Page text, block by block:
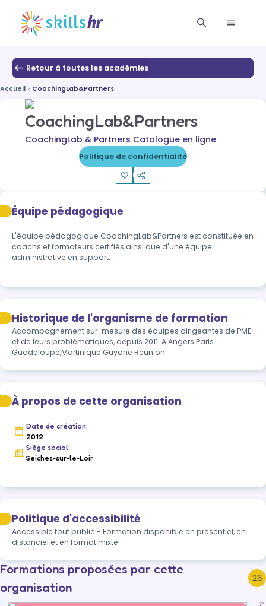
Retour à toutes les académies
Accueil CoachingLab&Partners
CoachingLab&Partners
CoachingLab & Partners Catalogue en ligne
Politique de confidentialité
Équipe pédagogique
L'équipe pédagogique CoachingLab&Partners est constituée en
coachs et formateurs certifiés ainsi que d'une équipe
administrative en support.
Historique de l'organisme de formation
Accompagnement sur-mesure des équipes dirigeantes de PME
et de leurs problématiques, depuis 2011  A Angers Paris
Guadeloupe,Martinique Guyane Reunion.
À propos de cette organisation
Date de création:
2012
Siège social:
Seiches-sur-le-Loir
Politique d'accessibilité
Accessible tout public - Formation disponible en présentiel, en
distanciel et en format mixte
Formations proposées par cette
organisation
26